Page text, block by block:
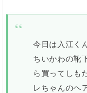
今日は入江く
ちいかわの靴
ら買ってしも
レちゃんのヘ